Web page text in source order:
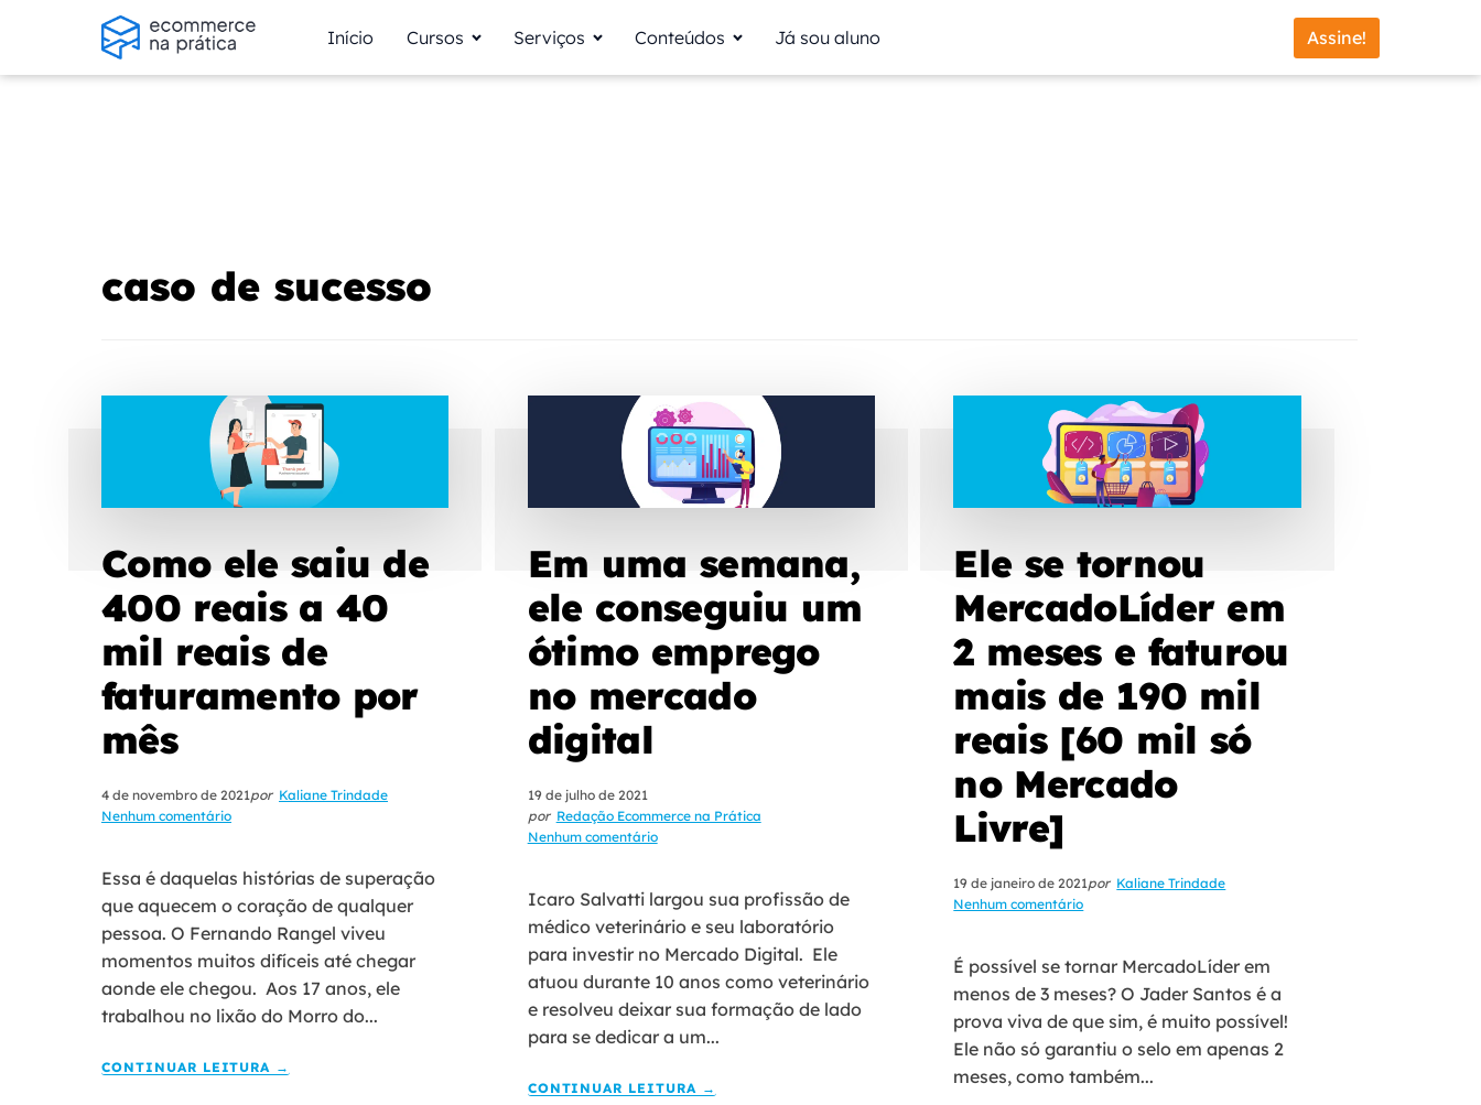
Início Cursos Serviços Conteúdos Já sou aluno Assine!
caso de sucesso
Como ele saiu de
400 reais a 40
mil reais de
faturamento por
mês
4 de novembro de 2021por Kaliane Trindade
Nenhum comentário
Essa é daquelas histórias de superação
que aquecem o coração de qualquer
pessoa. O Fernando Rangel viveu
momentos muitos difíceis até chegar
aonde ele chegou. Aos 17 anos, ele
trabalhou no lixão do Morro do...
CONTINUAR LEITURA →
Em uma semana,
ele conseguiu um
ótimo emprego
no mercado
digital
19 de julho de 2021
por Redação Ecommerce na Prática
Nenhum comentário
Icaro Salvatti largou sua profissão de
médico veterinário e seu laboratório
para investir no Mercado Digital. Ele
atuou durante 10 anos como veterinário
e resolveu deixar sua formação de lado
para se dedicar a um...
CONTINUAR LEITURA →
Ele se tornou
MercadoLíder em
2 meses e faturou
mais de 190 mil
reais [60 mil só
no Mercado
Livre]
19 de janeiro de 2021por Kaliane Trindade
Nenhum comentário
É possível se tornar MercadoLíder em
menos de 3 meses? O Jader Santos é a
prova viva de que sim, é muito possível!
Ele não só garantiu o selo em apenas 2
meses, como também...